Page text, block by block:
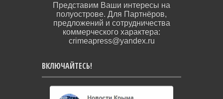
Представим Ваши интересы на
полуострове. Для Партнёров,
предложений и сотрудничества
коммерческого характера:
crimeapress@yandex.ru
ВКЛЮЧАЙТЕСЬ!